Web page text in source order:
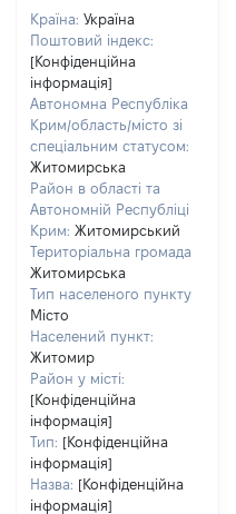
Країна: Україна
Поштовий індекс:
[Конфіденційна
інформація]
Автономна Республіка
Крим/область/місто зі
спеціальним статусом:
Житомирська
Район в області та
Автономній Республіці
Крим: Житомирський
Територіальна громада:
Житомирська
Тип населеного пункту:
Місто
Населений пункт:
Житомир
Район у місті:
[Конфіденційна
інформація]
Тип: [Конфіденційна
інформація]
Назва: [Конфіденційна
інформація]